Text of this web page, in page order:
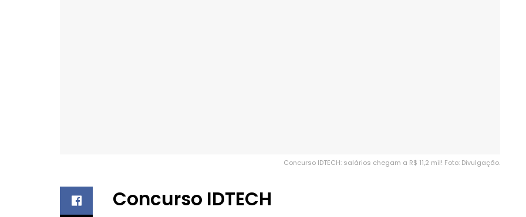
Concurso IDTECH: salários chegam a R$ 11,2 mil! Foto: Divulgação.
Concurso IDTECH